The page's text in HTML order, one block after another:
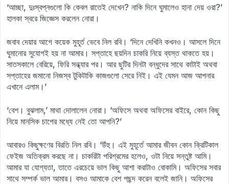
‘আচ্ছা, দুঃস্বপ্নগুলো কি কেবল রাতেই দেখেন? নাকি দিনে ঘুমালেও হানা দেয় ওরা?’
হালকা স্বরে জিজ্ঞেস করলেন নোরা।
জবাব দেয়ার আগে কয়েক মুহূর্ত ভেবে নিল রবি। ‘দিনে দেখিনি কখনও। আসলে দিনে
ঘুমানোর সুযোগই হয় না আমার। সপ্তাহে ছয়দিন চাকরি নিয়ে ব্যস্ত থাকতে হয়।
সাতসকালে বেরিয়ে, ফিরি সন্ধ্যার পর। আর ছুটির দিনটা বন্ধুদের সাথে কাটাই অথবা
সপ্তাহের জমানো নিজস্ব টুকিটাকি কাজগুলো সেরে নিই। এই যেমন আজ আপনার
এখানে এলাম।’
‘বেশ। বুঝলাম,’ মাথা দোলালেন নোরা। ‘অফিসে অথবা অফিসের বাইরে, কোন কিছু
নিয়ে মানসিক চাপের মধ্যে নেই তো আপনি?’
আবারও কিছুক্ষণের বিরতি নিল রবি। ‘উঁহু। এই মুহূর্তে আমার জীবন কোন ক্রিটিকাল
ফেইজ অতিক্রম করছে না। চাকরিটা পরিশ্রমের হলেও, ওটা নিয়ে সন্তুষ্ট আমি।
আমার যা যোগ্যতা, তাতে এরচেয়ে ভাল কিছু আশা করাটাও বোকামি। অফিসের সবার
সাথে সম্পর্ক ভাল আমার। বসও আমাকে বেশ পছন্দ করেন বলেই জানি। অফিসের